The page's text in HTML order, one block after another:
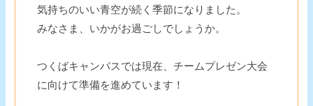
気持ちのいい青空が続く季節になりました。
みなさま、いかがお過ごしでしょうか。
つくばキャンパスでは現在、チームプレゼン大会
に向けて準備を進めています！